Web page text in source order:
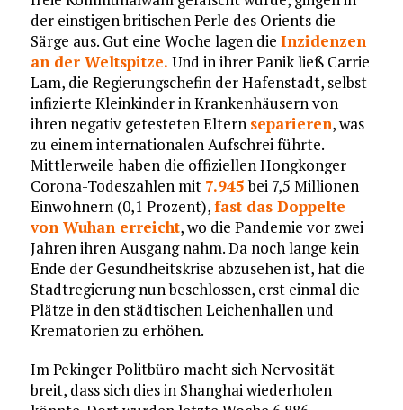
der einstigen britischen Perle des Orients die
Särge aus. Gut eine Woche lagen die Inzidenzen
an der Weltspitze. Und in ihrer Panik ließ Carrie
Lam, die Regierungschefin der Hafenstadt, selbst
infizierte Kleinkinder in Krankenhäusern von
ihren negativ getesteten Eltern separieren, was
zu einem internationalen Aufschrei führte.
Mittlerweile haben die offiziellen Hongkonger
Corona-Todeszahlen mit 7.945bei 7,5 Millionen
Einwohnern (0,1 Prozent),fast das Doppelte
von Wuhan erreicht, wo die Pandemie vor zwei
Jahren ihren Ausgang nahm. Da noch lange kein
Ende der Gesundheitskrise abzusehen ist, hat die
Stadtregierung nun beschlossen, erst einmal die
Plätze in den städtischen Leichenhallen und
Krematorien zu erhöhen.
Im Pekinger Politbüro macht sich Nervosität
breit, dass sich dies in Shanghai wiederholen